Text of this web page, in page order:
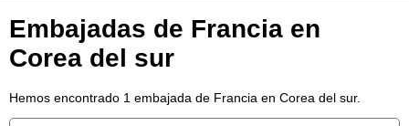
Embajadas de Francia en
Corea del sur
Hemos encontrado 1 embajada de Francia en Corea del sur.